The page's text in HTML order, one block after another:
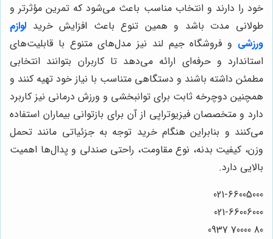
خود را دارند و انتخاب مناسب باعث می‌شود که تمرین مؤثرتر و
طولانی مدت باشد و همین تنوع باعث افزایش خرید لوازم
ورزشی و فروشگاه جیم لند نیز مدل‌های متنوع با قابلیت‌های
استاندارد و حرفه‌ای ارائه می‌دهد تا کاربران بتوانند انتخابی
مطمئن داشته باشند و دستگاهی متناسب با نیاز خود تهیه کنند و
همچنین دوچرخه ثابت برای توانبخشی و ورزش درمانی نیز کاربرد
دارد و متخصصان فیزیوتراپی از آن برای بازتوانی بیماران استفاده
می‌کنند و بنابراین هنگام خرید توجه به جزئیاتی مانند تحمل
وزن، کیفیت بدنه، نوع مقاومت، راحتی صندلی و پدال‌ها اهمیت
بالایی دارد.
021-66005000
021-66006000
80 70000 0937